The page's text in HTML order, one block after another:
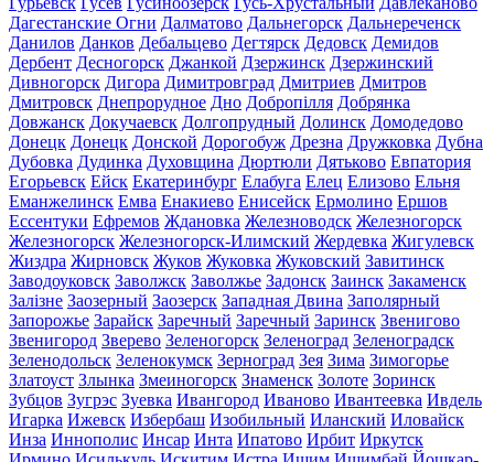
Дагестанские Огни Далматово Дальнегорск Дальнереченск
Данилов Данков Дебальцево Дегтярск Дедовск Демидов
Дербент Десногорск Джанкой Дзержинск Дзержинский
Дивногорск Дигора Димитровград Дмитриев Дмитров
Дмитровск Днепрорудное Дно Добропілля Добрянка
Довжанск Докучаевск Долгопрудный Долинск Домодедово
Донецк Донецк Донской Дорогобуж Дрезна Дружковка Дубна
Дубовка Дудинка Духовщина Дюртюли Дятьково Евпатория
Егорьевск Ейск Екатеринбург Елабуга Елец Елизово Ельня
Еманжелинск Емва Енакиево Енисейск Ермолино Ершов
Ессентуки Ефремов Ждановка Железноводск Железногорск
Железногорск Железногорск-Илимский Жердевка Жигулевск
Жиздра Жирновск Жуков Жуковка Жуковский Завитинск
Заводоуковск Заволжск Заволжье Задонск Заинск Закаменск
Залізне Заозерный Заозерск Западная Двина Заполярный
Запорожье Зарайск Заречный Заречный Заринск Звенигово
Звенигород Зверево Зеленогорск Зеленоград Зеленоградск
Зеленодольск Зеленокумск Зерноград Зея Зима Зимогорье
Златоуст Злынка Змеиногорск Знаменск Золоте Зоринск
Зубцов Зугрэс Зуевка Ивангород Иваново Ивантеевка Ивдель
Игарка Ижевск Избербаш Изобильный Иланский Иловайск
Инза Иннополис Инсар Инта Ипатово Ирбит Иркутск